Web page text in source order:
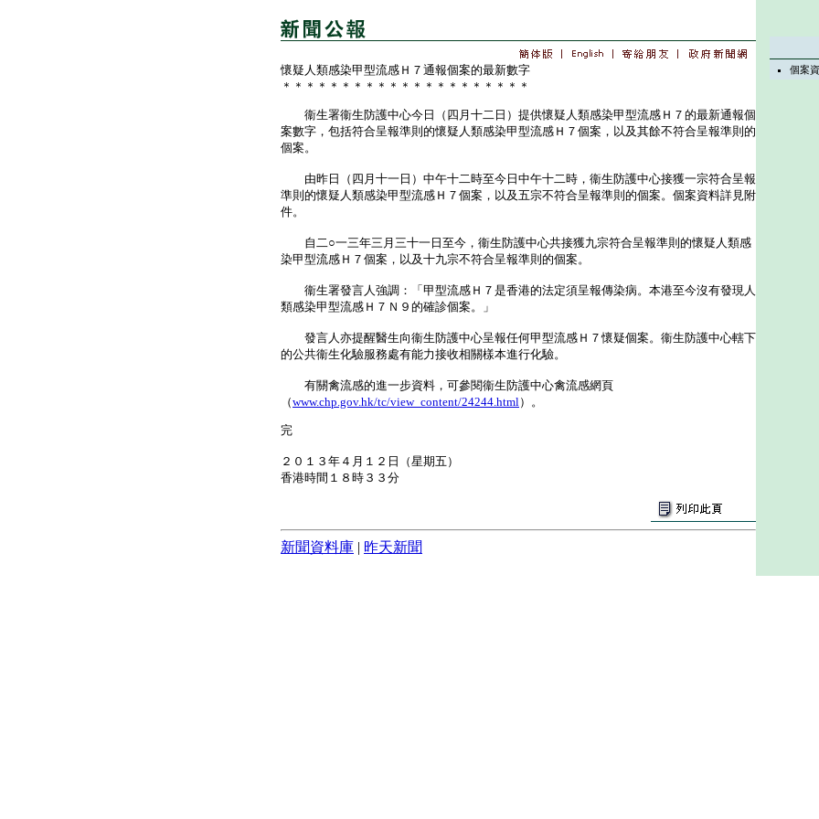
懷疑人類感染甲型流感Ｈ７通報個案的最新數字
＊＊＊＊＊＊＊＊＊＊＊＊＊＊＊＊＊＊＊＊＊
衞生署衞生防護中心今日（四月十二日）提供懷疑人類感染甲型流感Ｈ７的最新通報個
案數字，包括符合呈報準則的懷疑人類感染甲型流感Ｈ７個案，以及其餘不符合呈報準則的
個案。
由昨日（四月十一日）中午十二時至今日中午十二時，衞生防護中心接獲一宗符合呈報
準則的懷疑人類感染甲型流感Ｈ７個案，以及五宗不符合呈報準則的個案。個案資料詳見附
件。
自二○一三年三月三十一日至今，衞生防護中心共接獲九宗符合呈報準則的懷疑人類感
染甲型流感Ｈ７個案，以及十九宗不符合呈報準則的個案。
衞生署發言人強調：「甲型流感Ｈ７是香港的法定須呈報傳染病。本港至今沒有發現人
類感染甲型流感Ｈ７Ｎ９的確診個案。」
發言人亦提醒醫生向衞生防護中心呈報任何甲型流感Ｈ７懷疑個案。衞生防護中心轄下
的公共衞生化驗服務處有能力接收相關樣本進行化驗。
有關禽流感的進一步資料，可參閱衞生防護中心禽流感網頁
（www.chp.gov.hk/tc/view_content/24244.html）。
完
２０１３年４月１２日（星期五）
香港時間１８時３３分
新聞資料庫 | 昨天新聞
個案